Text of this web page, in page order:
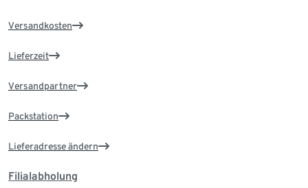
Versandkosten
Lieferzeit
Versandpartner
Packstation
Lieferadresse ändern
Filialabholung